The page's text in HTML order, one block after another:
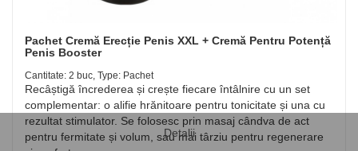
Detalii
Pachet Cremă Erecție Penis XXL + Cremă Pentru Potență
Penis Booster
Cantitate: 2 buc, Type: Pachet
Recâștigă încrederea și crește fiecare întâlnire cu un set
complementar: o alifie hrănitoare pentru tonicitate și una cu
rezultat stimulator. Se folosesc prin masaj cândva de act
pentru fermitate și volum, sau mai târziu pentru regenerare